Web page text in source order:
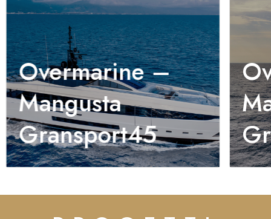
Overmarine –
Mangusta
Gransport45